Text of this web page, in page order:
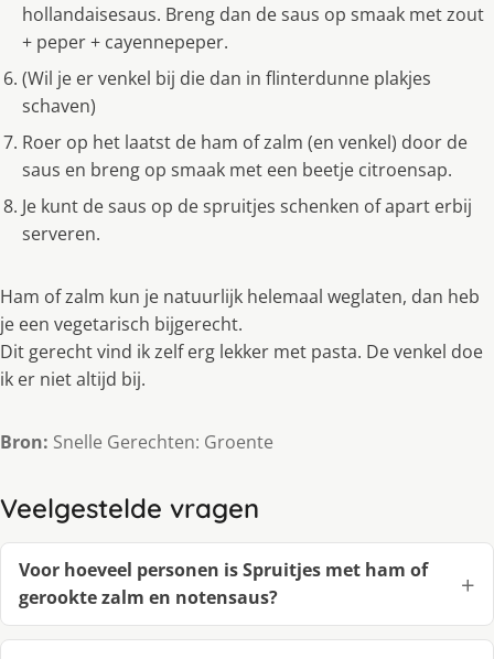
hollandaisesaus. Breng dan de saus op smaak met zout
+ peper + cayennepeper.
(Wil je er venkel bij die dan in flinterdunne plakjes
schaven)
Roer op het laatst de ham of zalm (en venkel) door de
saus en breng op smaak met een beetje citroensap.
Je kunt de saus op de spruitjes schenken of apart erbij
serveren.
Ham of zalm kun je natuurlijk helemaal weglaten, dan heb
je een vegetarisch bijgerecht.
Dit gerecht vind ik zelf erg lekker met pasta. De venkel doe
ik er niet altijd bij.
Bron: Snelle Gerechten: Groente
Veelgestelde vragen
Voor hoeveel personen is Spruitjes met ham of
gerookte zalm en notensaus?